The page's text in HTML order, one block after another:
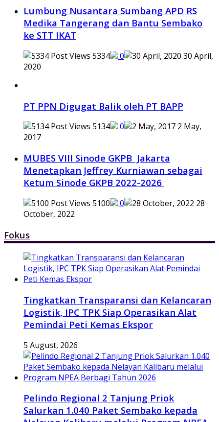
Lumbung Nusantara Sumbang APD RS
Medika Tangerang dan Bantu Sembako
ke STT IKAT
5334 0
30 April,
2020
PT PPN Digugat Balik oleh PT BAPP
5134 0
2 May,
2017
MUBES VIII Sinode GKPB Jakarta
Menetapkan Jeffrey Kurniawan sebagai
Ketum Sinode GKPB 2022-2026
5100 0
28
October, 2022
Fokus
Tingkatkan Transparansi dan Kelancaran
Logistik, IPC TPK Siap Operasikan Alat
Pemindai Peti Kemas Ekspor
5 August, 2026
Pelindo Regional 2 Tanjung Priok
Salurkan 1.040 Paket Sembako kepada